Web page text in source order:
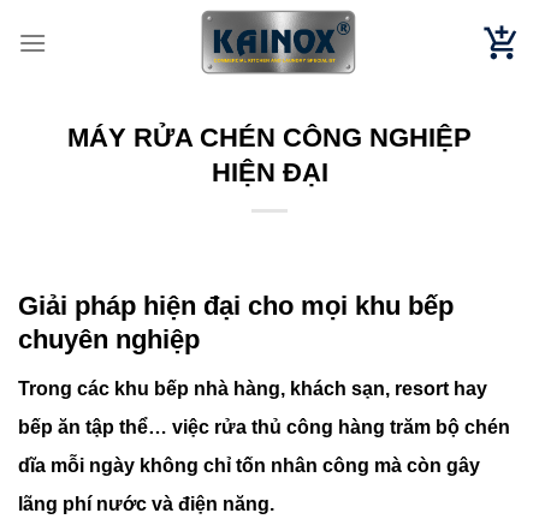
đến
MÁY RỬA CHÉN CÔNG NGHIỆP
HIỆN ĐẠI
Giải pháp hiện đại cho mọi khu bếp
chuyên nghiệp
Trong các khu bếp nhà hàng, khách sạn, resort hay
bếp ăn tập thể… việc rửa thủ công hàng trăm bộ chén
dĩa mỗi ngày không chỉ tốn nhân công mà còn gây
lãng phí nước và điện năng.